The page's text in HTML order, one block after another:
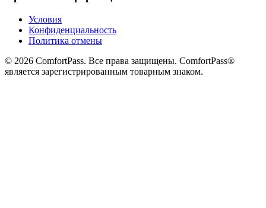
Условия
Конфиденциальность
Политика отмены
© 2026 ComfortPass. Все права защищены. ComfortPass®
является зарегистрированным товарным знаком.